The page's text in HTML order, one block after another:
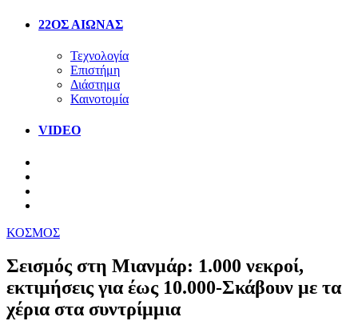
22ΟΣ ΑΙΩΝΑΣ
Τεχνολογία
Επιστήμη
Διάστημα
Καινοτομία
VIDEO
ΚΟΣΜΟΣ
Σεισμός στη Μιανμάρ: 1.000 νεκροί,
εκτιμήσεις για έως 10.000-Σκάβουν με τα
χέρια στα συντρίμμια